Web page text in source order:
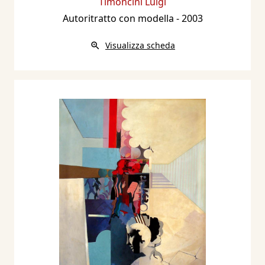
presentazione di Maurizio Scudiero, catalogo
Mascherpa, Mantova, Centro Studi Sartori per
la Grafica, pp.nn.
2007 - Luigi Timoncini. Disegni 1955 - 2006, a
cura di Adalberto Sartori, presentazione di
Chiara Gatti, Mantova, Arianna Sartori Editore.
2008 - Il Vino Inciso. La vite, l’uva, il vino.
Seconda raccolta, a cura di Arianna Sartori,
Mantova, Centro Studi Sartori per la Grafica
2008 - Timoncini: i disegni degli anni
Cinquanta e Sessanta, a cura di Arianna
Autoritratto con modella - 2003
Visualizza scheda